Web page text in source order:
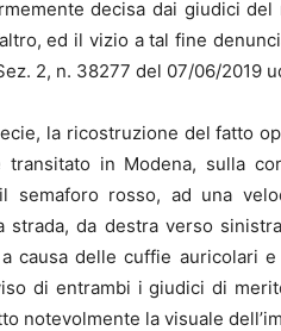
decisa dai giudici
ed il vizio a tal fine
2, n. 38277 del 07/06/2019
la ricostruzione del fatto
in Modena, sulla
semaforo rosso, ad una
strada, da destra verso
causa delle cuffie auricolari
di entrambi i giudici di
notevolmente la visuale